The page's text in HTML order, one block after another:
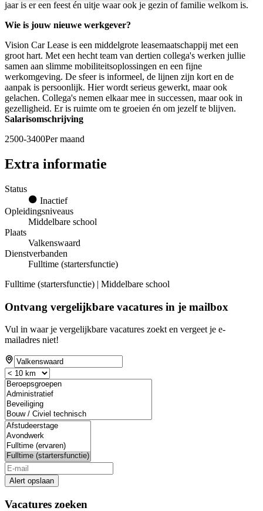
jaar is er een feest én uitje waar ook je gezin of familie welkom is.
Wie is jouw nieuwe werkgever?
Vision Car Lease is een middelgrote leasemaatschappij met een
groot hart. Met een hecht team van dertien collega's werken jullie
samen aan slimme mobiliteitsoplossingen en een fijne
werkomgeving. De sfeer is informeel, de lijnen zijn kort en de
aanpak is persoonlijk. Hier wordt serieus gewerkt, maar ook
gelachen. Collega's nemen elkaar mee in successen, maar ook in
gezelligheid. Er is ruimte om te groeien én om jezelf te blijven.
Salarisomschrijving
2500-3400Per maand
Extra informatie
Status
Inactief
Opleidingsniveaus
Middelbare school
Plaats
Valkenswaard
Dienstverbanden
Fulltime (startersfunctie)
Fulltime (startersfunctie) | Middelbare school
Ontvang vergelijkbare vacatures in je mailbox
Vul in waar je vergelijkbare vacatures zoekt en vergeet je e-
mailadres niet!
Alert opslaan
Vacatures zoeken